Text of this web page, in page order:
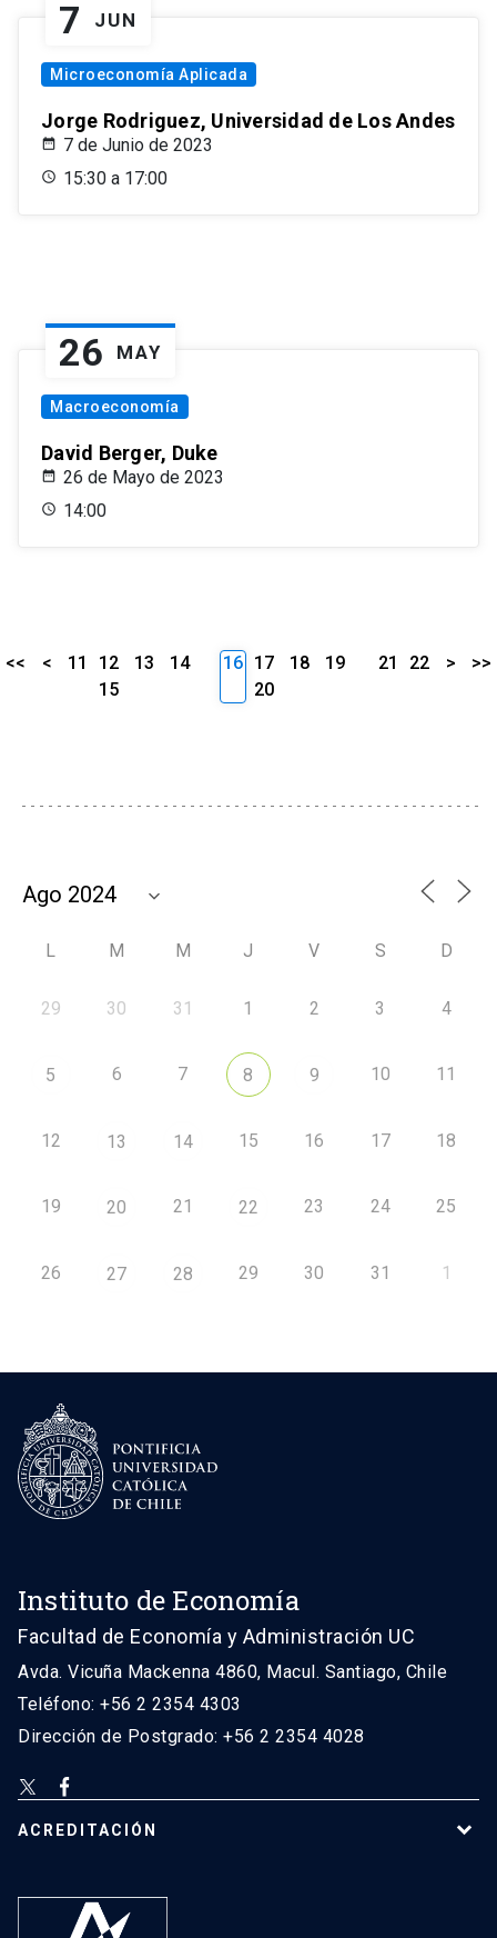
7 JUN
Microeconomía Aplicada
Jorge Rodriguez, Universidad de Los Andes
7 de Junio de 2023
15:30 a 17:00
26 MAY
Macroeconomía
David Berger, Duke
26 de Mayo de 2023
14:00
<< < 11 12 13
14
15
16 17 18
19
20
21 22 > >>
L M M J V S D
29 30 31 1 2 3 4
5 6 7 8 9 10 11
12 13 14 15 16 17 18
19 20 21 22 23 24 25
26 27 28 29 30 31 1
Instituto de Economía
Facultad de Economía y Administración UC
Avda. Vicuña Mackenna 4860, Macul. Santiago, Chile
Teléfono: +56 2 2354 4303
Dirección de Postgrado: +56 2 2354 4028
ACREDITACIÓN